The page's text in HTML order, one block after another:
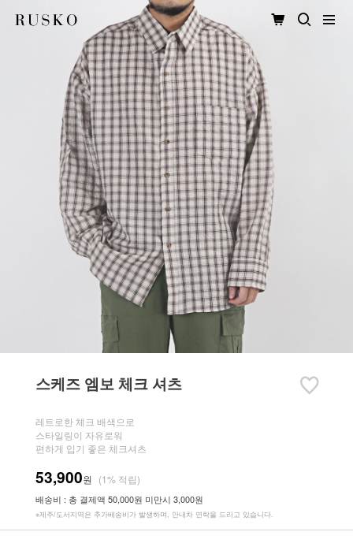
스케즈 엠보 체크 셔츠
레트로한 체크 배색으로
스타일링이 자유로워
편하게 입기 좋은 체크셔츠
53,900원 (1% 적립)
배송비 : 총 결제액 50,000원 미만시 3,000원
※제주/도서지역은 추가배송비가 발생하며, 안내차 연락을 드리고 있습니다.